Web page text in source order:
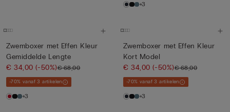
+3
Zwemboxer met Effen Kleur
Gemiddelde Lengte
€ 34,00(-50%)€ 68,00
-70% vanaf 3 artikelen
+3
Zwemboxer met Effen Kleur
Kort Model
€ 34,00(-50%)€ 68,00
-70% vanaf 3 artikelen
+3